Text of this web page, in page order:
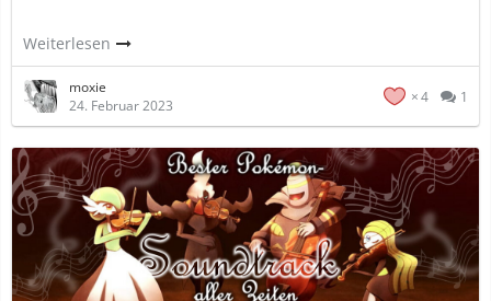
Weiterlesen
moxie
24. Februar 2023
4 1